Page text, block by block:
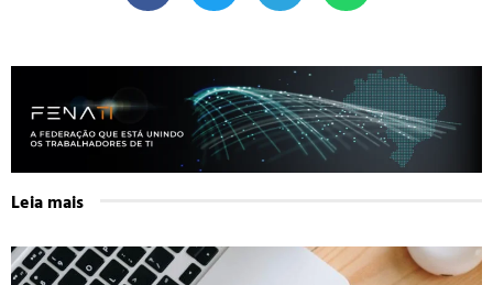
Leia mais